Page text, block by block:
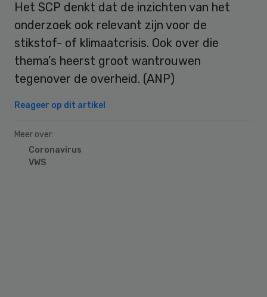
Het SCP denkt dat de inzichten van het
onderzoek ook relevant zijn voor de
stikstof- of klimaatcrisis. Ook over die
thema’s heerst groot wantrouwen
tegenover de overheid. (ANP)
Reageer op dit artikel
Meer over:
Coronavirus
VWS